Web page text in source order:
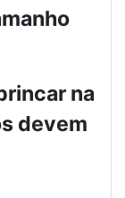
na
devem